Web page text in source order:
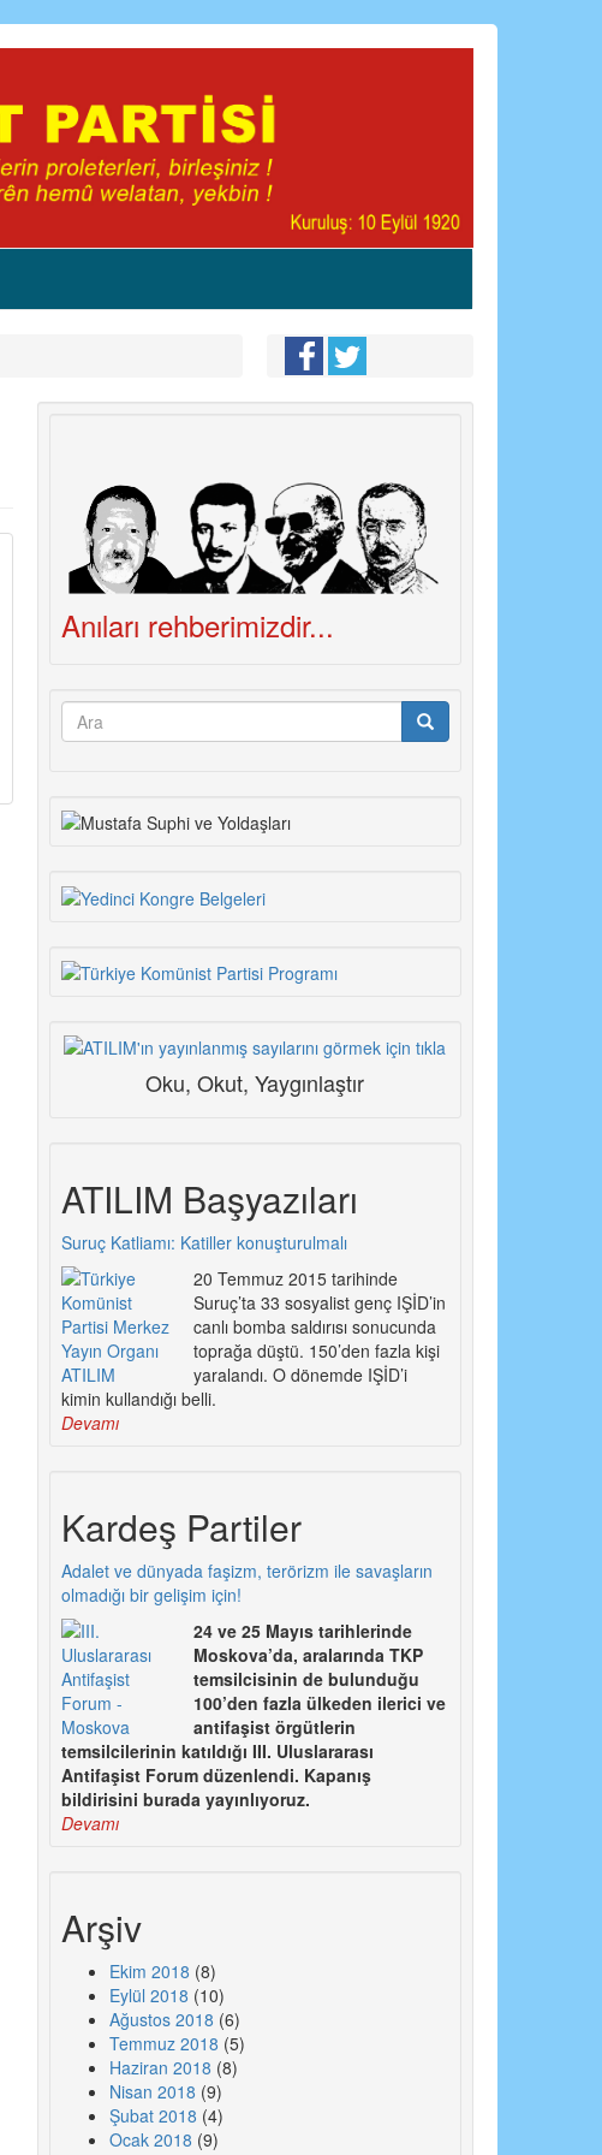
Anıları rehberimizdir...
Arama
Oku, Okut, Yaygınlaştır
ATILIM Başyazıları
Suruç Katliamı: Katiller konuşturulmalı
20 Temmuz 2015 tarihinde
Suruç’ta 33 sosyalist genç IŞİD’in
canlı bomba saldırısı sonucunda
toprağa düştü. 150’den fazla kişi
yaralandı. O dönemde IŞİD’i
kimin kullandığı belli.
Devamı
Kardeş Partiler
Adalet ve dünyada faşizm, terörizm ile savaşların
olmadığı bir gelişim için!
24 ve 25 Mayıs tarihlerinde
Moskova’da, aralarında TKP
temsilcisinin de bulunduğu
100’den fazla ülkeden ilerici ve
antifaşist örgütlerin
temsilcilerinin katıldığı III. Uluslararası
Antifaşist Forum düzenlendi. Kapanış
bildirisini burada yayınlıyoruz.
Devamı
Arşiv
Ekim 2018 (8)
Eylül 2018 (10)
Ağustos 2018 (6)
Temmuz 2018 (5)
Haziran 2018 (8)
Nisan 2018 (9)
Şubat 2018 (4)
Ocak 2018 (9)